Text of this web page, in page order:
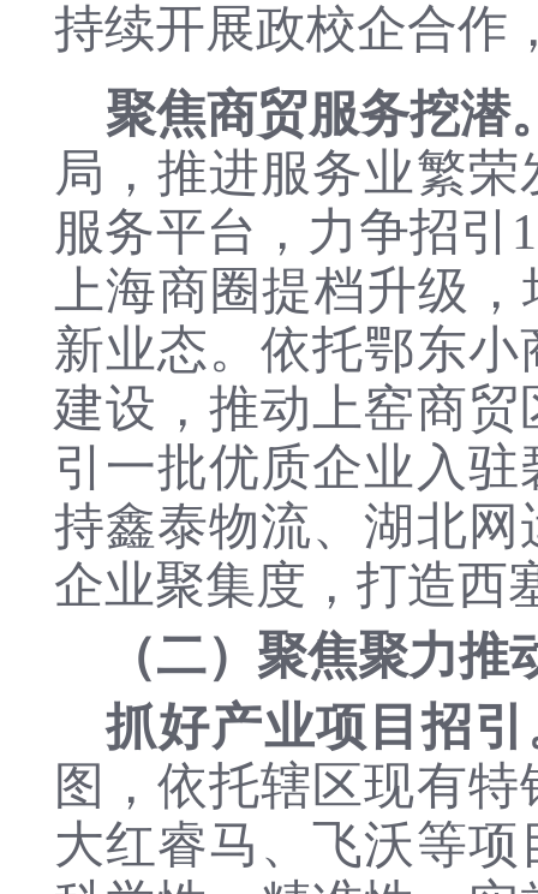
持续开展政校企合作
聚焦商贸服务挖潜
局，推进服务业繁荣
服务平台 ， 力争招引
上海商圈提档升级，
新业态。依托鄂东
建设，推动上窑商
引一批优质企业入
持鑫泰物流、 湖北网
企业聚集度 ，打造
（二）聚焦聚力推
抓好产业项目招
图，依托辖区现有
大红睿马、飞沃等项